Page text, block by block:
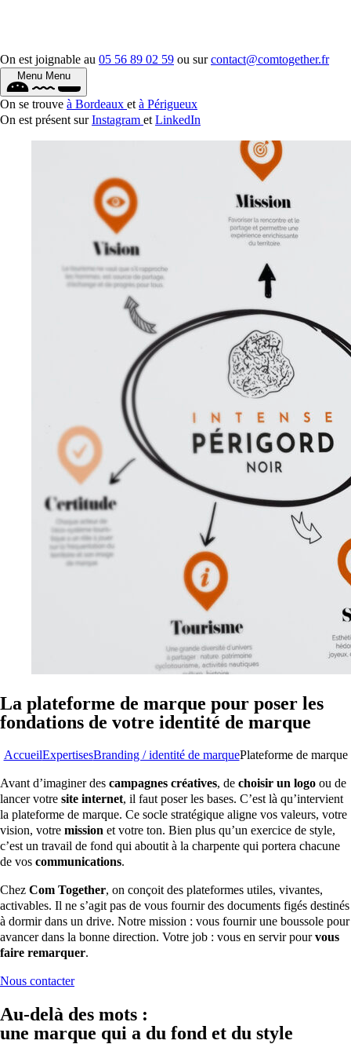
On est joignable au 05 56 89 02 59 ou surcontact@comtogether.fr
Menu Menu
On se trouve à Bordeaux et à Périgueux
On est présent surInstagram et LinkedIn
La plateforme de marque pour poser les
fondations de votre identité de marque
AccueilExpertisesBranding / identité de marquePlateforme de marque
Avant d’imaginer des campagnes créatives, de choisir un logo ou de
lancer votre site internet, il faut poser les bases. C’est là qu’intervient
la plateforme de marque. Ce socle stratégique aligne vos valeurs, votre
vision, votre mission et votre ton. Bien plus qu’un exercice de style,
c’est un travail de fond qui aboutit à la charpente qui portera chacune
de vos communications.
Chez Com Together, on conçoit des plateformes utiles, vivantes,
activables. Il ne s’agit pas de vous fournir des documents figés destinés
à dormir dans un drive. Notre mission : vous fournir une boussole pour
avancer dans la bonne direction. Votre job : vous en servir pourvous
faire remarquer.
Nous contacter
Au-delà des mots :
une marque qui a du fond et du style